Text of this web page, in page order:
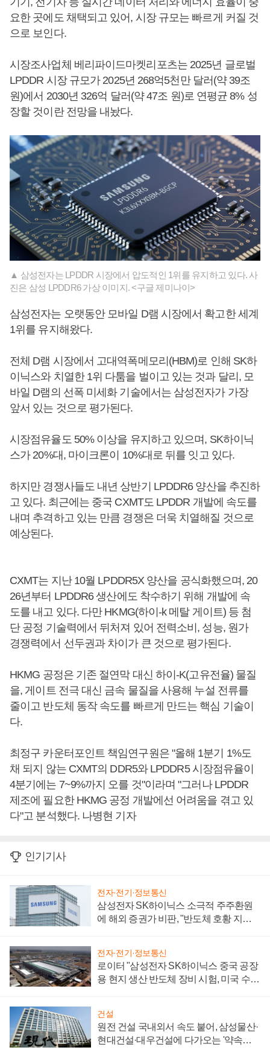
요한 곳에도 채택되고 있어, 시장 규모는 빠르게 커질 것
으로 보인다.
시장조사업체 베리파이드마켓리포츠는 2025년 글로벌
LPDDR 시장 규모가 2025년 268억5천만 달러(약 39조
원)에서 2030년 326억 달러(약 47조 원)로 연평균 8% 성
장할 것이란 전망을 내놨다.
▲ 삼성전자는 LPDDR 시장에서 압도적인 1위를 유지하고 있다. 사
진은 삼성 LPDDR6 가상 이미지. <구글 제미나이>
삼성전자는 오랫동안 모바일 D램 시장에서 확고한 세계
1위를 유지해왔다.
전체 D램 시장에서 고대역폭메모리(HBM)로 인해 SK하
이닉스와 치열한 1위 다툼을 벌이고 있는 것과 달리, 모
바일 D램의 선폭 미세화 기술에서는 삼성전자가 가장
앞서 있는 것으로 평가된다.
시장점유율도 50% 이상을 유지하고 있으며, SK하이닉
스가 20%대, 마이크론이 10%대로 뒤를 잇고 있다.
하지만 경쟁사들도 내년 상반기 LPDDR6 양산을 추진하
고 있다. 최근에는 중국 CXMT도 LPDDR 개발에 속도를
내며 추격하고 있는 만큼 경쟁은 더욱 치열해질 것으로
예상된다.
CXMT는 지난 10월 LPDDR5X 양산을 공식화했으며, 20
26년부터 LPDDR6 생산에도 착수하기 위해 개발에 속
도를 내고 있다. 다만 HKMG(하이-k 메탈 게이트) 등 첨
단 공정 기술력에서 뒤처져 있어 전력소비, 성능, 원가
경쟁력에서 선두권과 차이가 큰 것으로 평가된다.
HKMG 공정은 기존 절연막 대신 하이-K(고유전율) 물질
을, 게이트 전극 대신 금속 물질을 사용해 누설 전류를
줄이고 반도체 동작 속도를 빠르게 만드는 핵심 기술이
다.
최정구 카운터포인트 책임연구원은 "올해 1분기 1%도
채 되지 않는 CXMT의 DDR5와 LPDDR5 시장점유율이
4분기에는 7~9%까지 오를 것"이라며 "그러나 LPDDR
제조에 필요한 HKMG 공정 개발에선 어려움을 겪고 있
다"고 분석했다. 나병현 기자
인기기사
전자·전기·정보통신
삼성전자 SK하이닉스 소극적 주주환원
에 해외 증권가 비판, "반도체 호황 지속
전자·전기·정보통신
로이터 "삼성전자 SK하이닉스 중국 공장
용 현지 생산 반도체 장비 시험, 미국 수출
건설
원전 건설 국내외서 속도 붙어, 삼성물산·
현대건설·대우건설에 다가오는 '약속의